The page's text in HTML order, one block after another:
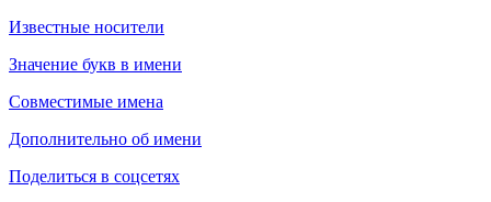
Известные носители
Значение букв в имени
Совместимые имена
Дополнительно об имени
Поделиться в соцсетях